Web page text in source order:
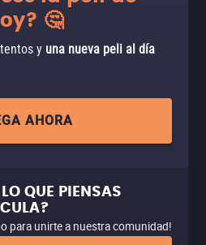
🤔
y una nueva peli al día
AHORA
QUE PIENSAS
para unirte a nuestra comunidad!